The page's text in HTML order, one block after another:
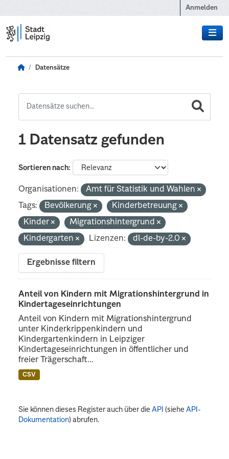
Anmelden
Datensätze
1 Datensatz gefunden
Sortieren nach
Organisationen:
Amt für Statistik und Wahlen
Tags:
Bevölkerung
Kinderbetreuung
Kinder
Migrationshintergrund
Kindergarten
Lizenzen: dl-de-by-2.0
Ergebnisse filtern
Anteil von Kindern mit Migrationshintergrund in
Kindertageseinrichtungen
Anteil von Kindern mit Migrationshintergrund
unter Kinderkrippenkindern und
Kindergartenkindern in Leipziger
Kindertageseinrichtungen in öffentlicher und
freier Trägerschaft...
CSV
Sie können dieses Register auch über dieAPI (sieheAPI-
Dokumentation) abrufen.